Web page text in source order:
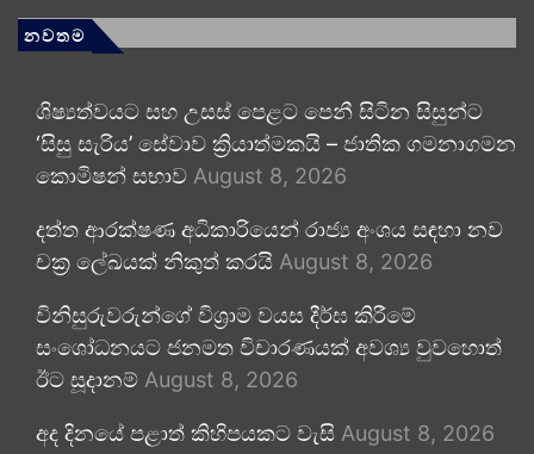
නවතම
ශිෂ්‍යත්වයට සහ උසස් පෙළට පෙනී සිටින සිසුන්ට
‘සිසු සැරිය’ සේවාව ක්‍රියාත්මකයි – ජාතික ගමනාගමන
කොමිෂන් සභාව August 8, 2026
දත්ත ආරක්ෂණ අධිකාරියෙන් රාජ්‍ය අංශය සඳහා නව
චක්‍ර ලේඛයක් නිකුත් කරයි August 8, 2026
විනිසුරුවරුන්ගේ විශ්‍රාම වයස දීර්ඝ කිරීමේ
සංශෝධනයට ජනමත විචාරණයක් අවශ්‍ය වුවහොත්
ඊට සූදානම් August 8, 2026
අද දිනයේ පළාත් කිහිපයකට වැසි August 8, 2026